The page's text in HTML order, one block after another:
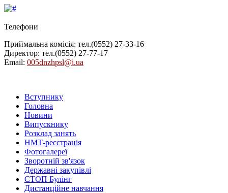
Телефони
Приймальна комісія: тел.(0552) 27-33-16
Директор: тел.(0552) 27-77-17
Email: 005dnzhpsl@i.ua
Вступнику
Головна
Новини
Випускнику
Розклад занять
НМТ-реєстрація
Фотогалереї
Зворотній зв'язок
Державні закупівлі
СТОП Булінг
Дистанційне навчання